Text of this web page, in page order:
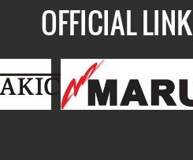
OFFICIAL LINK